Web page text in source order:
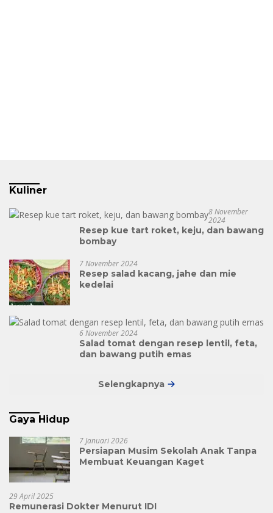
Kuliner
8 November
2024
Resep kue tart roket, keju, dan bawang
bombay
7 November 2024
Resep salad kacang, jahe dan mie
kedelai
6 November 2024
Salad tomat dengan resep lentil, feta,
dan bawang putih emas
Selengkapnya
Gaya Hidup
7 Januari 2026
Persiapan Musim Sekolah Anak Tanpa
Membuat Keuangan Kaget
29 April 2025
Remunerasi Dokter Menurut IDI